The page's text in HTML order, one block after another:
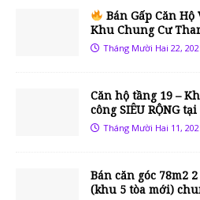
Bán Gấp Căn
Khu Chung Cư
Tháng Mười Hai 22,
Căn hộ tầng 19 –
công SIÊU RỘNG
Tháng Mười Hai 11,
Bán căn góc 78m2
(khu 5 tòa mới)